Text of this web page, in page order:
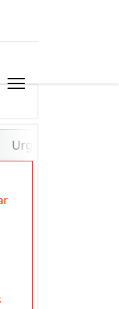
Urgencias